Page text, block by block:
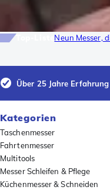
Neun Messer,
Über 25 Jahre Erfahrung
Kategorien
Taschenmesser
Fahrtenmesser
Multitools
Messer Schleifen & Pflege
Küchenmesser & Schneiden